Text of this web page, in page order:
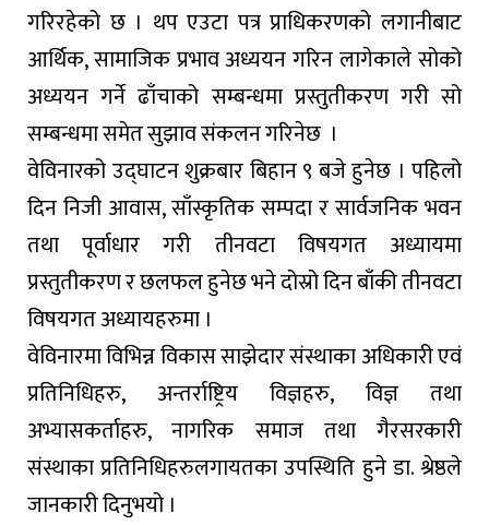
गरिरहेको छ । थप एउटा पत्र प्राधिकरणको लगानीबाट
आर्थिक, सामाजिक प्रभाव अध्ययन गरिन लागेकाले सोको
अध्ययन गर्ने ढाँचाको सम्बन्धमा प्रस्तुतीकरण गरी सो
सम्बन्धमा समेत सुझाव संकलन गरिनेछ ।
वेविनारको उद्घाटन शुक्रबार बिहान ९ बजे हुनेछ । पहिलो
दिन निजी आवास, साँस्कृतिक सम्पदा र सार्वजनिक भवन
तथा पूर्वाधार गरी तीनवटा विषयगत अध्यायमा
प्रस्तुतीकरण र छलफल हुनेछ भने दोस्रो दिन बाँकी तीनवटा
विषयगत अध्यायहरुमा ।
वेविनारमा विभिन्न विकास साझेदार संस्थाका अधिकारी एवं
प्रतिनिधिहरु, अन्तर्राष्ट्रिय विज्ञहरु, विज्ञ तथा
अभ्यासकर्ताहरु, नागरिक समाज तथा गैरसरकारी
संस्थाका प्रतिनिधिहरुलगायतका उपस्थिति हुने डा. श्रेष्ठले
जानकारी दिनुभयो ।